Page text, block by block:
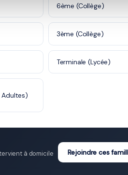
6ème (Collège)
3ème (Collège)
Terminale (Lycée)
à domicile
Rejoindre ces